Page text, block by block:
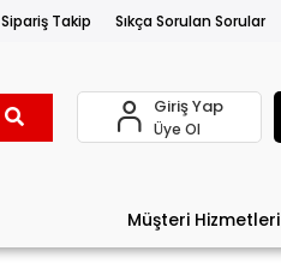
Sipariş Takip Sıkça Sorulan Sorular
Giriş Yap
Üye Ol
Müşteri Hizmetleri